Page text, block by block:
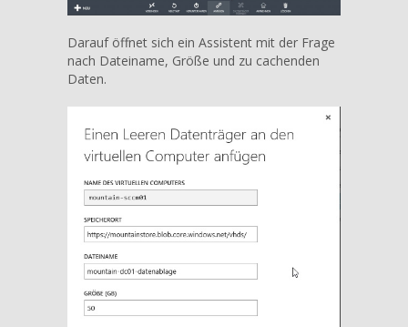
Darauf öffnet sich ein Assistent mit der Frage
nach Dateiname, Größe und zu cachenden
Daten.